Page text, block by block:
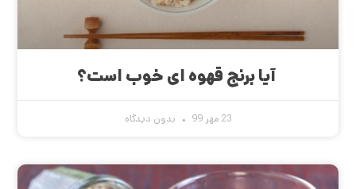
آیا برنج قهوه ای خوب است؟
23 مهر 99 بدون دیدگاه